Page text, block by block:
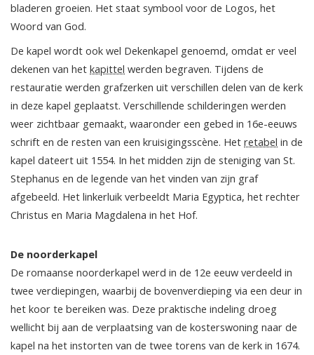
bladeren groeien. Het staat symbool voor de Logos, het
Woord van God.
De kapel wordt ook wel Dekenkapel genoemd, omdat er veel
dekenen van het kapittel werden begraven. Tijdens de
restauratie werden grafzerken uit verschillen delen van de kerk
in deze kapel geplaatst. Verschillende schilderingen werden
weer zichtbaar gemaakt, waaronder een gebed in 16e-eeuws
schrift en de resten van een kruisigingsscène. Het retabel in de
kapel dateert uit 1554. In het midden zijn de steniging van St.
Stephanus en de legende van het vinden van zijn graf
afgebeeld. Het linkerluik verbeeldt Maria Egyptica, het rechter
Christus en Maria Magdalena in het Hof.
De noorderkapel
De romaanse noorderkapel werd in de 12e eeuw verdeeld in
twee verdiepingen, waarbij de bovenverdieping via een deur in
het koor te bereiken was. Deze praktische indeling droeg
wellicht bij aan de verplaatsing van de kosterswoning naar de
kapel na het instorten van de twee torens van de kerk in 1674.